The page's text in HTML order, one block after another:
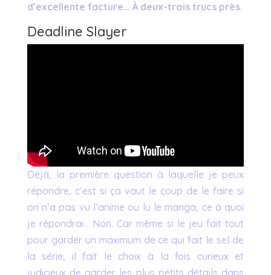
d’excellente facture… À deux-trois trucs près.
Deadline Slayer
Déjà, la première question à laquelle je peux
répondre, c’est si ça vaut le coup de le faire si
on n’a pas vu l’anime ou lu le manga, ce à quoi
je répondrai… Non. Car même si le jeu fait tout
pour garder un maximum de ce qui fait le sel de
la série, il fait le choix à la fois curieux et
judicieux de garder les plus petits détails dans